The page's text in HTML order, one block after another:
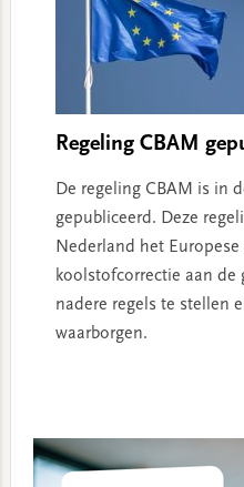
Regeling CBAM
De regeling CBAM is in
gepubliceerd. Deze
Nederland het
koolstofcorrectie aan de
nadere regels te stellen
waarborgen.
Sidebar